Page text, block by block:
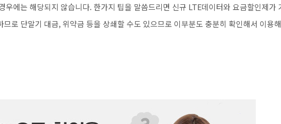
우에는 해당되지 않습니다. 한가지 팁을 말씀드리면 신규 LTE데이터와 요금할인제가
로 단말기 대금, 위약금 등을 상쇄할 수도 있으므로 이부분도 충분히 확인해서 이용해